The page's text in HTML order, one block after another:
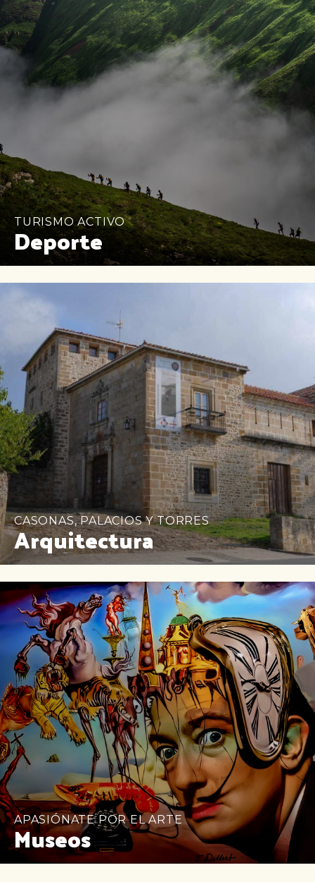
TURISMO ACTIVO
Deporte
CASONAS, PALACIOS Y TORRES
Arquitectura
APASIÓNATE POR EL ARTE
Museos